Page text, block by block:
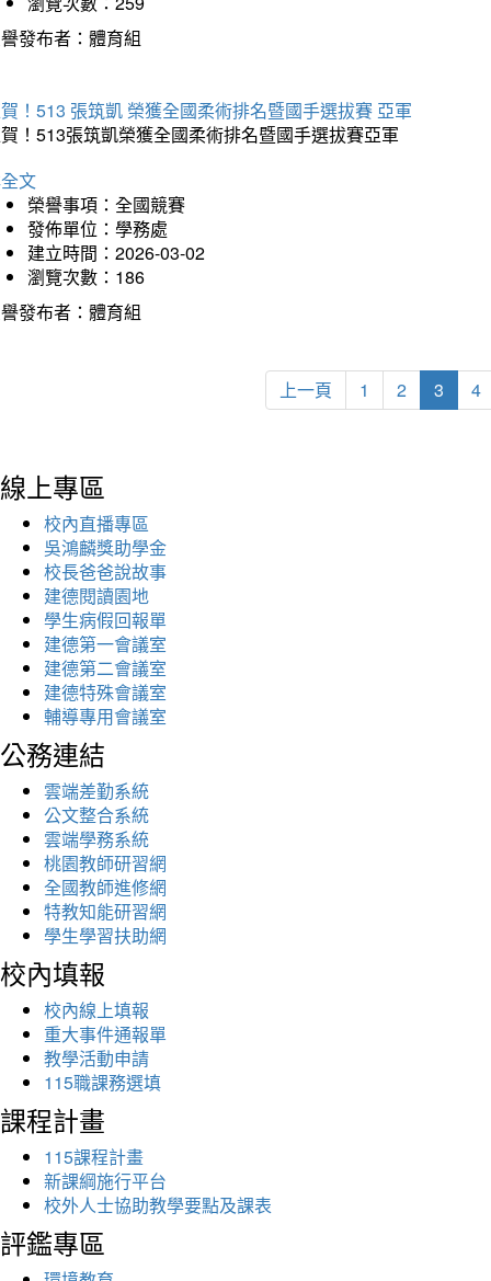
發布者：體育組
！513 張筑凱 榮獲全國柔術排名暨國手選拔賽 亞軍
！513張筑凱榮獲全國柔術排名暨國手選拔賽亞軍
文
榮譽事項：全國競賽
發佈單位：學務處
建立時間：2026-03-02
瀏覽次數：186
發布者：體育組
上一頁 1 2 3 4
線上專區
校內直播專區
吳鴻麟獎助學金
校長爸爸說故事
建德閱讀園地
學生病假回報單
建德第一會議室
建德第二會議室
建德特殊會議室
輔導專用會議室
公務連結
雲端差勤系統
公文整合系統
雲端學務系統
桃園教師研習網
全國教師進修網
特教知能研習網
學生學習扶助網
校內填報
校內線上填報
重大事件通報單
教學活動申請
115職課務選填
課程計畫
115課程計畫
新課綱施行平台
校外人士協助教學要點及課表
評鑑專區